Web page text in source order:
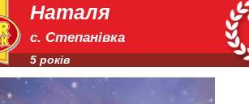
Наталя
с. Степанівка
5 років